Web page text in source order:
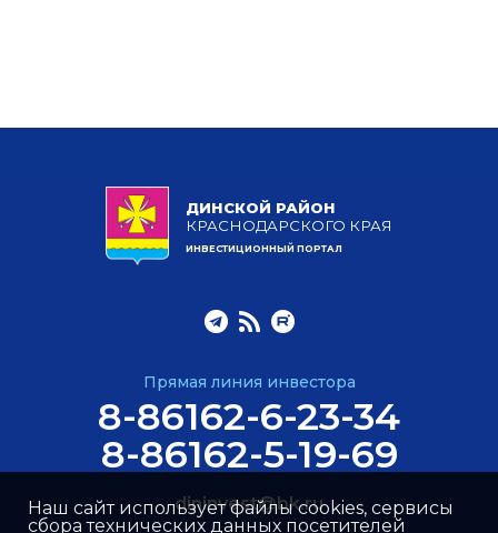
ДИНСКОЙ РАЙОН
КРАСНОДАРСКОГО КРАЯ
ИНВЕСТИЦИОННЫЙ ПОРТАЛ
Прямая линия инвестора
8-86162-6-23-34
8-86162-5-19-69
dininvest@bk.ru
Наш сайт использует файлы cookies, сервисы
сбора технических данных посетителей